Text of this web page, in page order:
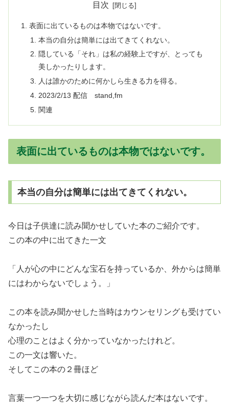
目次
表面に出ているものは本物ではないです。
本当の自分は簡単には出てきてくれない。
隠している「それ」は私の経験上ですが、とっても
美しかったりします。
人は誰かのために何かしら生きる力を得る。
2023/2/13 配信 stand,fm
関連
表面に出ているものは本物ではないです。
本当の自分は簡単には出てきてくれない。
今日は子供達に読み聞かせしていた本のご紹介です。
この本の中に出てきた一文
「人が心の中にどんな宝石を持っているか、外からは簡単
にはわからないでしょう。」
この本を読み聞かせした当時はカウンセリングも受けてい
なかったし
心理のことはよく分かっていなかったけれど。
この一文は響いた。
そしてこの本の２冊ほど
言葉一つ一つを大切に感じながら読んだ本はないです。